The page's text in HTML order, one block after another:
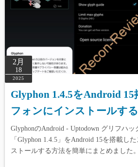
2月
18
2025
Glyphon 1.4.5をAndroid 15
フォンにインストールす
GlyphonのAndroid - Uptodown グリフハ
「Glyphon 1.4.5」をAndroid 15を搭載し
ストールする方法を簡単にまとめまし